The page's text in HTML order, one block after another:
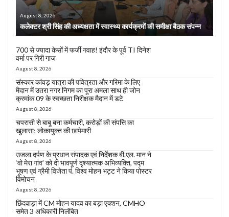
August 8, 2026
कलेक्टर श्री सिंह की अध्यक्षता में स्वास्थ्य कार्यक्रमों की समीक्षा बैठक संपन्न
700 से ज्यादा केसों में फर्जी गवाह! इंदौर के पूर्व TI दिनेश
वर्मा पर गिरी गाज
August 8, 2026
संस्कार कांवड़ यात्रा की पवित्रता और गरिमा के लिए
मैदान में उतरा नगर निगम का पूरा अमला साथ ही जोन
क्रमांक 09 के स्वच्छता निरीक्षक मैदान में डटे
August 8, 2026
चपरासी से बाबू बना कर्मचारी, करोड़ों की संपत्ति का
खुलासा; लोकायुक्त की छापेमारी
August 8, 2026
उजला दर्पण के प्रधान संपादक एवं निर्देशक बी.एल. मान ने
‘वो मेरा गांव’ को दी भावपूर्ण दृश्यात्मक अभिव्यक्ति, पद्म
भूषण एवं ग्रैमी विजेता पं. विश्व मोहन भट्ट ने किया पोस्टर
विमोचन
August 8, 2026
छिंदवाड़ा में CM मोहन यादव का बड़ा एक्शन, CMHO
समेत 3 अधिकारी निलंबित